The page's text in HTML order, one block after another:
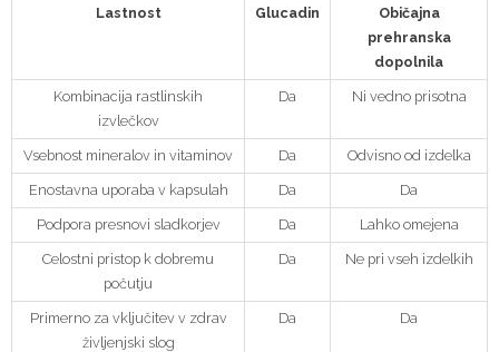
Lastnost Glucadin
Običajna
prehranska
dopolnila
Kombinacija rastlinskih
izvlečkov
Da Ni vedno prisotna
Vsebnost mineralov in vitaminov Da Odvisno od izdelka
Enostavna uporaba v kapsulah Da Da
Podpora presnovi sladkorjev Da Lahko omejena
Celostni pristop k dobremu
počutju
Da Ne pri vseh izdelkih
Primerno za vključitev v zdrav
življenjski slog
Da Da